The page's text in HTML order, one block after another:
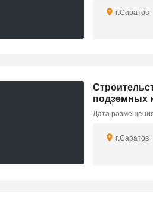
г.Саратов
подземных
Дата
г.Саратов